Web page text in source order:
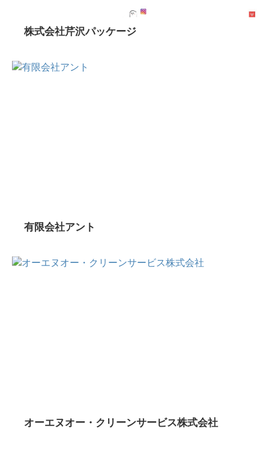
株式会社芹沢パッケージ
有限会社アント
オーエヌオー・クリーンサービス株式会社